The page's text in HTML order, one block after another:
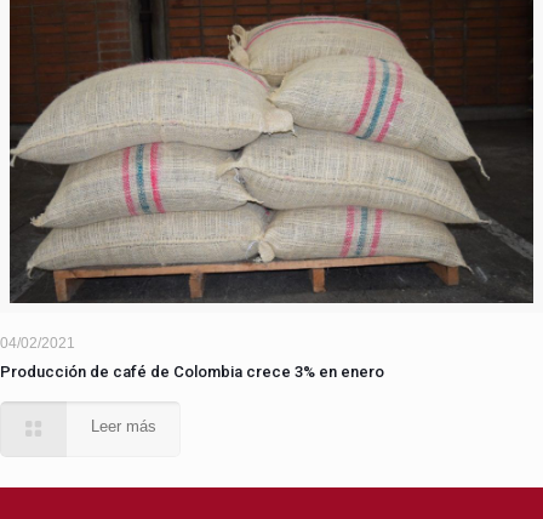
04/02/2021
Producción de café de Colombia crece 3% en enero
Leer más